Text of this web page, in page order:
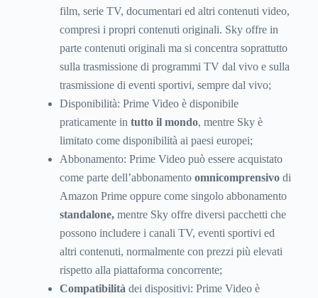
film, serie TV, documentari ed altri contenuti video,
compresi i propri contenuti originali. Sky offre in
parte contenuti originali ma si concentra soprattutto
sulla trasmissione di programmi TV dal vivo e sulla
trasmissione di eventi sportivi, sempre dal vivo;
Disponibilità: Prime Video è disponibile
praticamente in tutto il mondo, mentre Sky è
limitato come disponibilità ai paesi europei;
Abbonamento: Prime Video può essere acquistato
come parte dell’abbonamento omnicomprensivo di
Amazon Prime oppure come singolo abbonamento
standalone, mentre Sky offre diversi pacchetti che
possono includere i canali TV, eventi sportivi ed
altri contenuti, normalmente con prezzi più elevati
rispetto alla piattaforma concorrente;
Compatibilità dei dispositivi: Prime Video è